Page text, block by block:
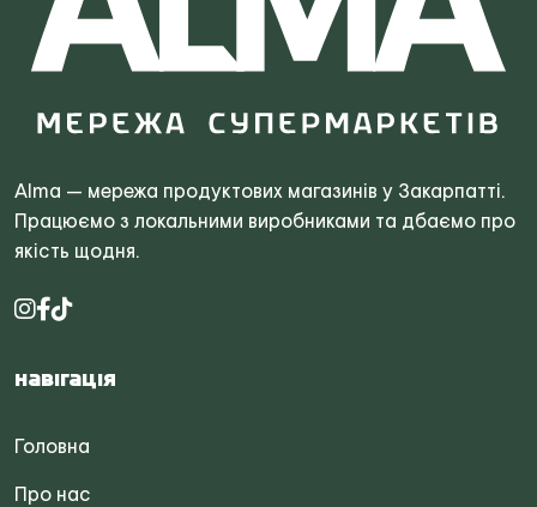
Alma — мережа продуктових магазинів у Закарпатті.
Працюємо з локальними виробниками та дбаємо про
якість щодня.
Навігація
Головна
Про нас